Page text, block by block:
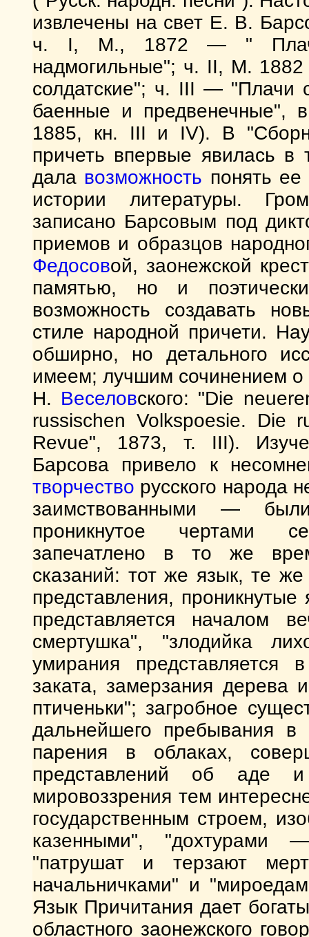
извлечены на свет Е. В.
ч. I, М., 1872 — " Плачи
надмогильные"; ч. II, М.
солдатские"; ч. III — "Плачи
баенные и предвенечные",
1885, кн. III и IV). В
причеть впервые явилась в
дала возможность понять
истории литературы.
записано Барсовым под
приемов и образцов
Федосовой, заонежской
памятью, но и
возможность создавать
стиле народной причети.
обширно, но детального
имеем; лучшим сочинением о
Н. Веселовского: "Die
russischen Volkspoesiе. Die
Revue", 1873, т. III).
Барсова привело к
творчество русского народа
заимствованными —
проникнутое чертами
запечатлено в то же
сказаний: тот же язык, те
представления,
представляется началом
смертушка", "злодийка
умирания представляется
заката, замерзания
птиченьки"; загробное
дальнейшего пребывания в
парения в облаках,
представлений об аде
мировоззрения тем
государственным строем,
казенными", "дохтурами
"патрушат и терзают
начальничками" и
Язык Причитания дает
областного заонежского